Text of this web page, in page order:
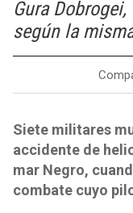
Gura
según la
Siete militares
accidente de
mar Negro,
combate cuyo